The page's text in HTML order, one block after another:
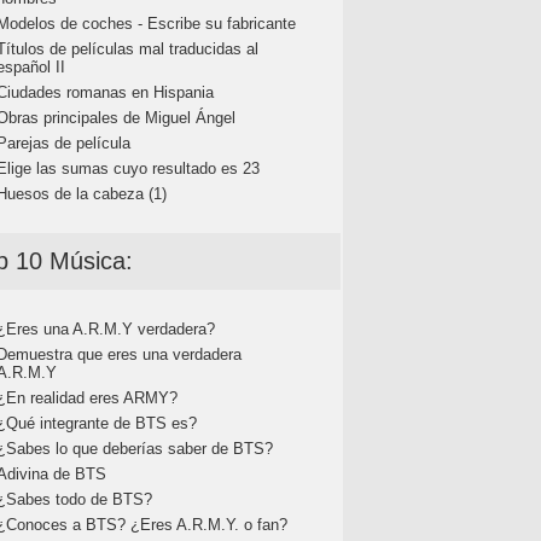
de coches - Escribe su fabricante
de películas mal traducidas al
II
romanas en Hispania
principales de Miguel Ángel
de película
las sumas cuyo resultado es 23
de la cabeza (1)
10 Música:
una A.R.M.Y verdadera?
que eres una verdadera
realidad eres ARMY?
integrante de BTS es?
lo que deberías saber de BTS?
de BTS
todo de BTS?
a BTS? ¿Eres A.R.M.Y. o fan?